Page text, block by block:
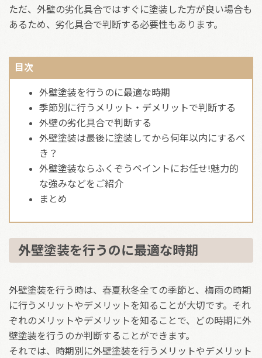
ただ、外壁の劣化具合ではすぐに塗装した方が良い場合も
あるため、劣化具合で判断する必要性もあります。
目次
外壁塗装を行うのに最適な時期
季節別に行うメリット・デメリットで判断する
外壁の劣化具合で判断する
外壁塗装は最後に塗装してから何年以内にするべ
き？
外壁塗装ならふくぞうペイントにお任せ!魅力的
な強みなどをご紹介
まとめ
外壁塗装を行うのに最適な時期
外壁塗装を行う時は、春夏秋冬全ての季節と、梅雨の時期
に行うメリットやデメリットを知ることが大切です。それ
ぞれのメリットやデメリットを知ることで、どの時期に外
壁塗装を行うのか判断することができます。
それでは、時期別に外壁塗装を行うメリットやデメリット